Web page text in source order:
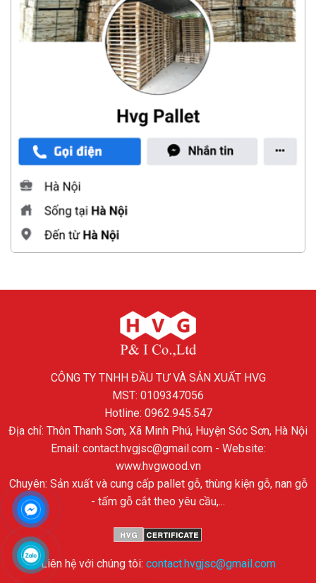
CÔNG TY TNHH ĐẦU TƯ VÀ SẢN XUẤT HVG
MST: 0109347056
Hotline: 0962.945.547
Địa chỉ: Thôn Thanh Sơn, Xã Minh Phú, Huyện Sóc Sơn, Hà Nội
Email: contact.hvgjsc@gmail.com - Website:
www.hvgwood.vn
Chuyên: Sản xuất và cung cấp pallet gỗ, thùng kiện gỗ, nan gỗ
- tấm gỗ cắt theo yêu cầu,...
Liên hệ với chúng tôi: contact.hvgjsc@gmail.com